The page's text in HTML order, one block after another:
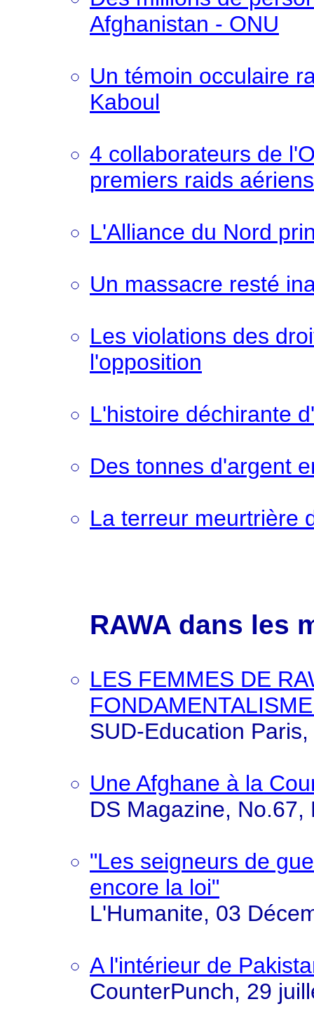
Afghanistan - ONU
Un témoin occulaire
Kaboul
4 collaborateurs de
premiers raids
L'Alliance du Nord
Un massacre resté
Les violations des
l'opposition
L'histoire déchirante
Des tonnes d'argent
La terreur meurtrière
RAWA dans les
LES FEMMES DE
SUD-Education
Une Afghane à la
DS Magazine, No.67,
"Les seigneurs de
encore la loi"
L'Humanite, 03
A l'intérieur de
CounterPunch, 29